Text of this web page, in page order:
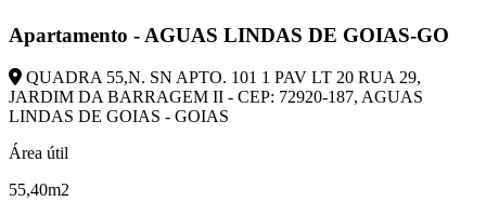
Apartamento - AGUAS LINDAS DE GOIAS-GO
QUADRA 55,N. SN APTO. 101 1 PAV LT 20 RUA 29,
JARDIM DA BARRAGEM II - CEP: 72920-187, AGUAS
LINDAS DE GOIAS - GOIAS
Área útil
55,40m2